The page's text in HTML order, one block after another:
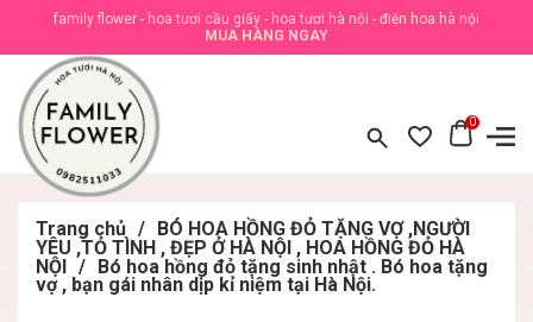
family flower - hoa tươi cầu giấy - hoa tươi hà nội - điện hoa hà nội
MUA HÀNG NGAY
0
Trang chủ / BÓ HOA HỒNG ĐỎ TẶNG VỢ ,NGƯỜI
YÊU ,TỎ TÌNH , ĐẸP Ở HÀ NỘI , HOA HỒNG ĐỎ HÀ
NỘI / Bó hoa hồng đỏ tặng sinh nhật . Bó hoa tặng
vợ , bạn gái nhân dịp kỉ niệm tại Hà Nội.